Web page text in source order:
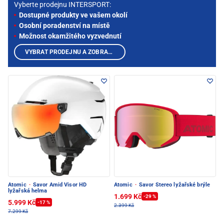
Atomic · Savor Amid Visor HD
lyžařská helma
5.999 Kč -17 %
7.299 Kč
Atomic · Savor Stereo lyžařské brýle
1.699 Kč -29 %
2.399 Kč
Vyberte prodejnu INTERSPORT:
Dostupné produkty ve vašem okolí
Osobní poradenství na místě
Možnost okamžitého vyzvednutí
VYBRAT PRODEJNU A ZOBRAZIT PRODUKTY